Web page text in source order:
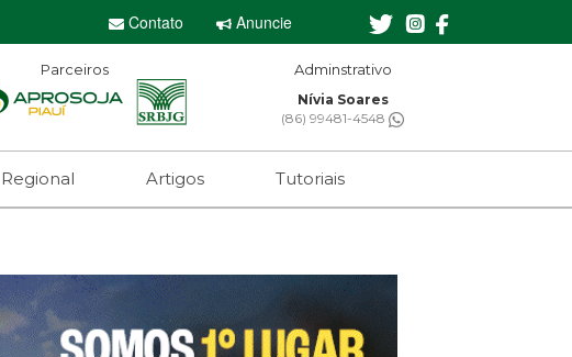
Contato Anuncie
Parceiros Adminstrativo
Nívia Soares
(86) 99481-4548
Regional Artigos Tutoriais